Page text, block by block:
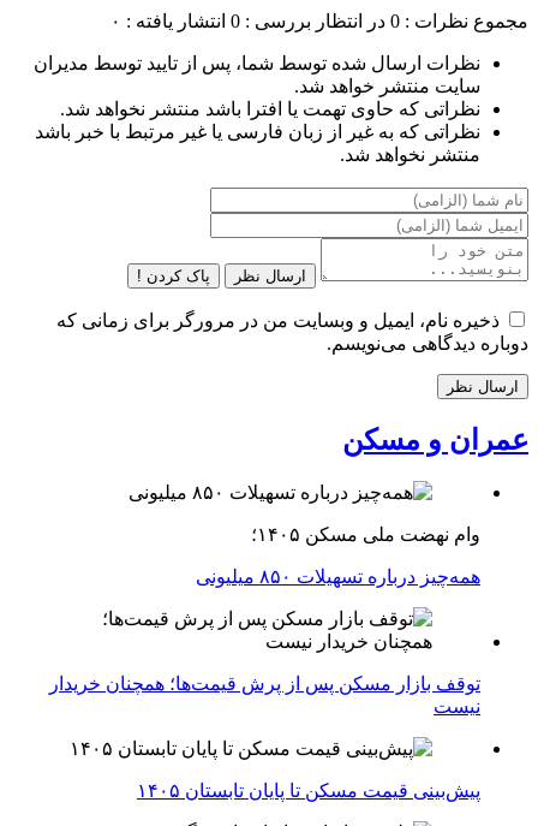
مجموع نظرات : 0 در انتظار بررسی : 0 انتشار یافته : ۰
نظرات ارسال شده توسط شما، پس از تایید توسط مدیران
سایت منتشر خواهد شد.
نظراتی که حاوی تهمت یا افترا باشد منتشر نخواهد شد.
نظراتی که به غیر از زبان فارسی یا غیر مرتبط با خبر باشد
منتشر نخواهد شد.
ارسال نظر پاک کردن !
ذخیره نام، ایمیل و وبسایت من در مرورگر برای زمانی که
دوباره دیدگاهی می‌نویسم.
عمران و مسکن
وام نهضت ملی مسکن ۱۴۰۵؛
همه‌چیز درباره تسهیلات ۸۵۰ میلیونی
توقف بازار مسکن پس از پرش قیمت‌ها؛ همچنان خریدار
نیست
پیش‌بینی قیمت مسکن تا پایان تابستان ۱۴۰۵